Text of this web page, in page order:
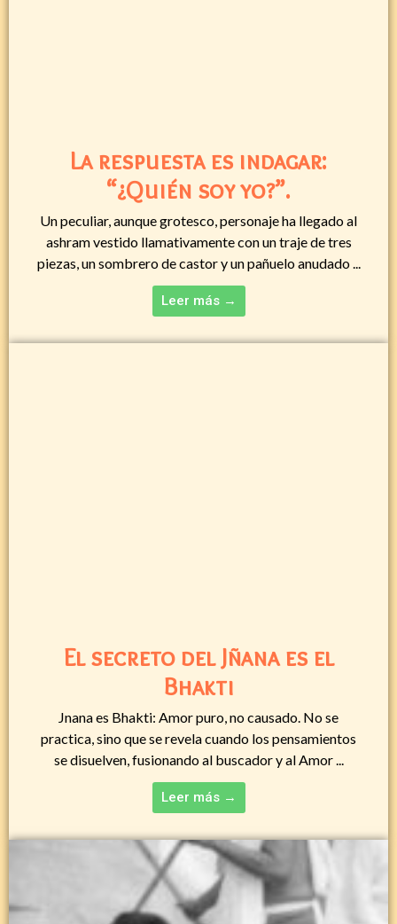
La respuesta es indagar:
“¿Quién soy yo?”.
Un peculiar, aunque grotesco, personaje ha llegado al
ashram vestido llamativamente con un traje de tres
piezas, un sombrero de castor y un pañuelo anudado ...
Leer más →
El secreto del Jñana es el
Bhakti
Jnana es Bhakti: Amor puro, no causado. No se
practica, sino que se revela cuando los pensamientos
se disuelven, fusionando al buscador y al Amor ...
Leer más →